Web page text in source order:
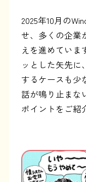
2025年10月の
せ、多くの企業
えを進めていま
ッとした矢先に
するケースも少
話が鳴り止ま
ポイントをご紹